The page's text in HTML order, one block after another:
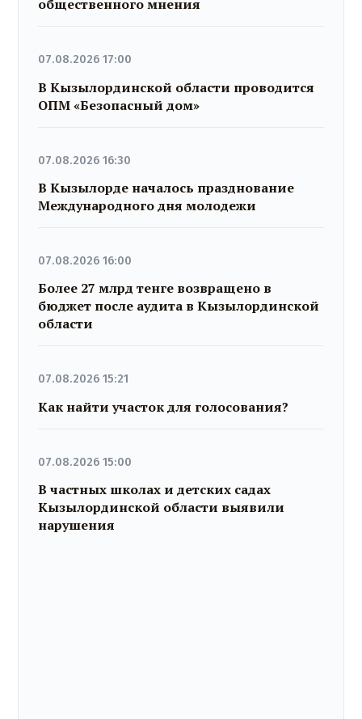
общественного мнения
07.08.2026 17:00
В Кызылординской области проводится
ОПМ «Безопасный дом»
07.08.2026 16:30
В Кызылорде началось празднование
Международного дня молодежи
07.08.2026 16:00
Более 27 млрд тенге возвращено в
бюджет после аудита в Кызылординской
области
07.08.2026 15:21
Как найти участок для голосования?
07.08.2026 15:00
В частных школах и детских садах
Кызылординской области выявили
нарушения